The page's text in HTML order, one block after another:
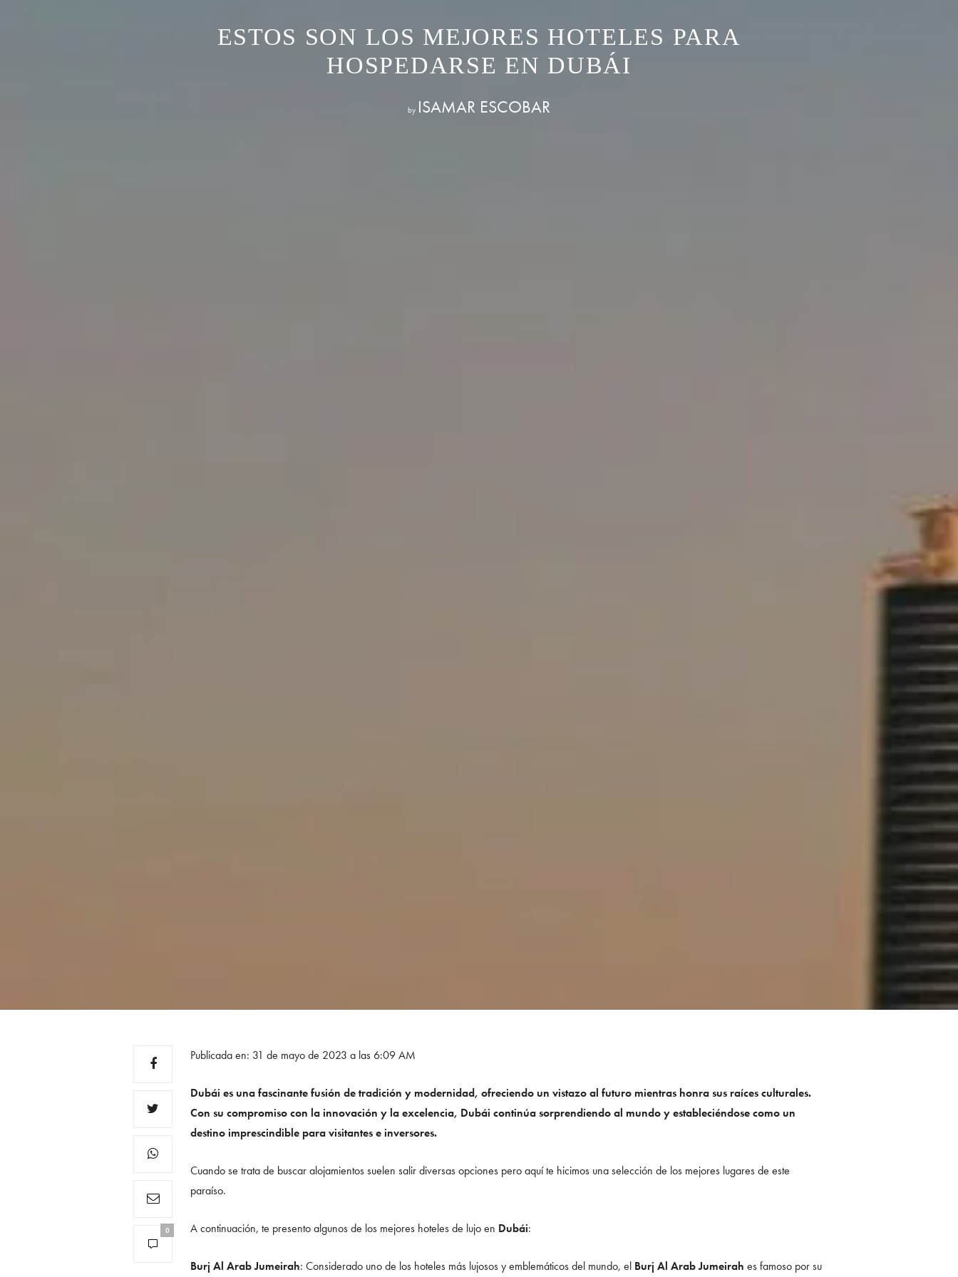
ESTOS SON LOS MEJORES HOTELES PARA
HOSPEDARSE EN DUBÁI
by ISAMAR ESCOBAR
0
Publicada en: 31 de mayo de 2023 a las 6:09 AM
Dubái es una fascinante fusión de tradición y modernidad, ofreciendo un vistazo al futuro mientras honra sus raíces culturales.
Con su compromiso con la innovación y la excelencia, Dubái continúa sorprendiendo al mundo y estableciéndose como un
destino imprescindible para visitantes e inversores.
Cuando se trata de buscar alojamientos suelen salir diversas opciones pero aquí te hicimos una selección de los mejores lugares de este
paraíso.
A continuación, te presento algunos de los mejores hoteles de lujo en Dubái:
Burj Al Arab Jumeirah: Considerado uno de los hoteles más lujosos y emblemáticos del mundo, el Burj Al Arab Jumeirah es famoso por su